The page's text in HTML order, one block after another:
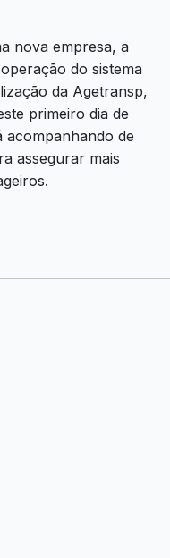
nova empresa, a
do sistema
da Agetransp,
primeiro dia de
acompanhando de
assegurar mais